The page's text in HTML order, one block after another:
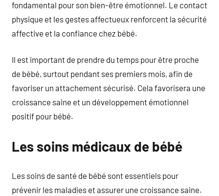
fondamental pour son bien-être émotionnel. Le contact
physique et les gestes affectueux renforcent la sécurité
affective et la confiance chez bébé.
Il est important de prendre du temps pour être proche
de bébé, surtout pendant ses premiers mois, afin de
favoriser un attachement sécurisé. Cela favorisera une
croissance saine et un développement émotionnel
positif pour bébé.
Les soins médicaux de bébé
Les soins de santé de bébé sont essentiels pour
prévenir les maladies et assurer une croissance saine.